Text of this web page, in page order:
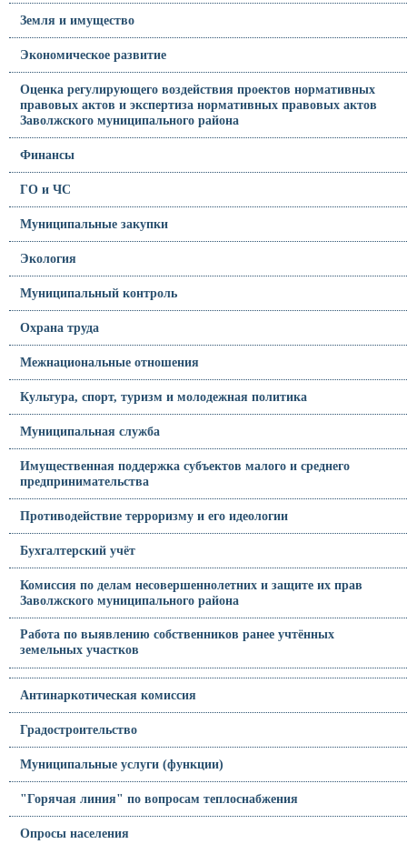
Земля и имущество
Экономическое развитие
Оценка регулирующего воздействия проектов нормативных
правовых актов и экспертиза нормативных правовых актов
Заволжского муниципального района
Финансы
ГО и ЧС
Муниципальные закупки
Экология
Муниципальный контроль
Охрана труда
Межнациональные отношения
Культура, спорт, туризм и молодежная политика
Муниципальная служба
Имущественная поддержка субъектов малого и среднего
предпринимательства
Противодействие терроризму и его идеологии
Бухгалтерский учёт
Комиссия по делам несовершеннолетних и защите их прав
Заволжского муниципального района
Работа по выявлению собственников ранее учтённых
земельных участков
Антинаркотическая комиссия
Градостроительство
Муниципальные услуги (функции)
"Горячая линия" по вопросам теплоснабжения
Опросы населения